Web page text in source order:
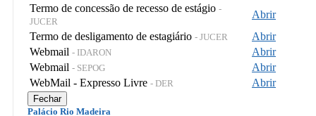
Termo de concessão de recesso de estágio -
JUCER
Abrir
Termo de desligamento de estagiário - JUCER
Abrir
Webmail - IDARON
Abrir
Webmail - SEPOG
Abrir
WebMail - Expresso Livre - DER Abrir
Fechar
Palácio Rio Madeira